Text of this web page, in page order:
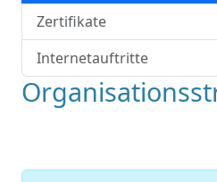
Zertifikate
Internetauftritte